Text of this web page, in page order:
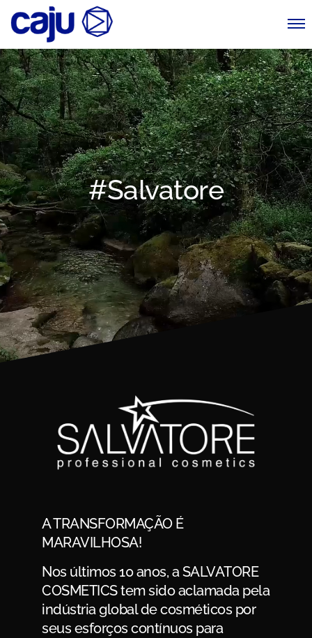
#Salvatore
A TRANSFORMAÇÃO É
MARAVILHOSA!
Nos últimos 10 anos, a SALVATORE
COSMETICS tem sido aclamada pela
indústria global de cosméticos por
seus esforços contínuos para